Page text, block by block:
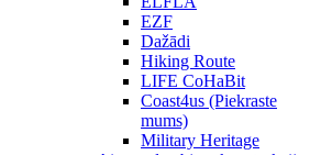
EZF
Dažādi
Hiking Route
LIFE CoHaBit
Coast4us (Piekraste
mums)
Military Heritage